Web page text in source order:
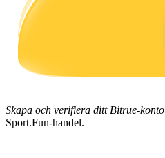
Handelsstrategier
Skapa och verifiera ditt Bitrue-konto
Sport.Fun-handel.